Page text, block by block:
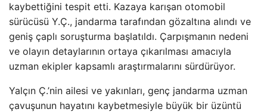
kaybettiğini tespit etti. Kazaya karışan otomobil
sürücüsü Y.Ç., jandarma tarafından gözaltına alındı ve
geniş çaplı soruşturma başlatıldı. Çarpışmanın nedeni
ve olayın detaylarının ortaya çıkarılması amacıyla
uzman ekipler kapsamlı araştırmalarını sürdürüyor.
Yalçın Ç.’nin ailesi ve yakınları, genç jandarma uzman
çavuşunun hayatını kaybetmesiyle büyük bir üzüntü